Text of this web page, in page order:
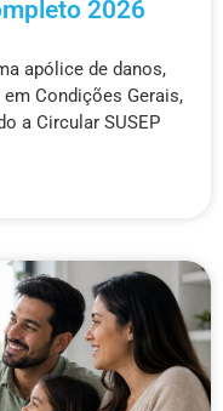
2026
apólice de danos,
em Condições Gerais,
a Circular SUSEP